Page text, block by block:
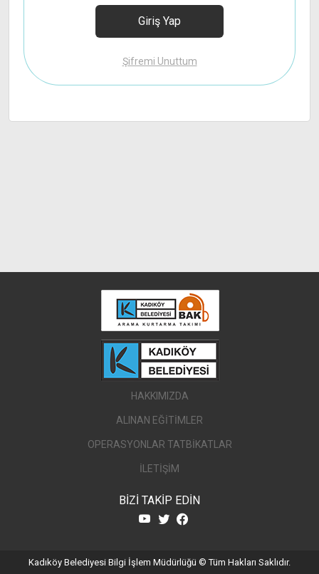
Şifremi Unuttum
HAKKIMIZDA
ALINAN EĞİTİMLER
OPERASYONLAR TATBİKATLAR
İLETİŞİM
BİZİ TAKİP EDİN
Kadıköy Belediyesi Bilgi İşlem Müdürlüğü © Tüm Hakları Saklıdır.